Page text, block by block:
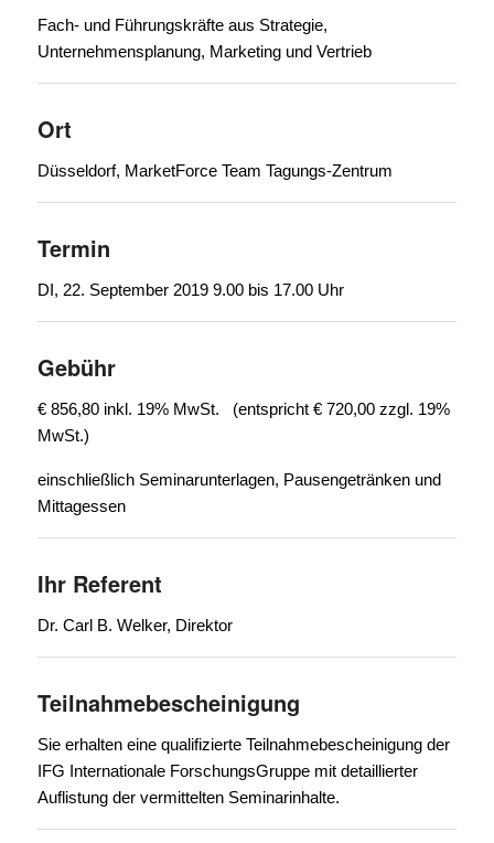
Fach- und Führungskräfte aus Strategie,
Unternehmensplanung, Marketing und Vertrieb
Ort
Düsseldorf, MarketForce Team Tagungs-Zentrum
Termin
DI, 22. September 2019 9.00 bis 17.00 Uhr
Gebühr
€ 856,80 inkl. 19% MwSt. (entspricht € 720,00 zzgl. 19%
MwSt.)
einschließlich Seminarunterlagen, Pausengetränken und
Mittagessen
Ihr Referent
Dr. Carl B. Welker, Direktor
Teilnahmebescheinigung
Sie erhalten eine qualifizierte Teilnahmebescheinigung der
IFG Internationale ForschungsGruppe mit detaillierter
Auflistung der vermittelten Seminarinhalte.